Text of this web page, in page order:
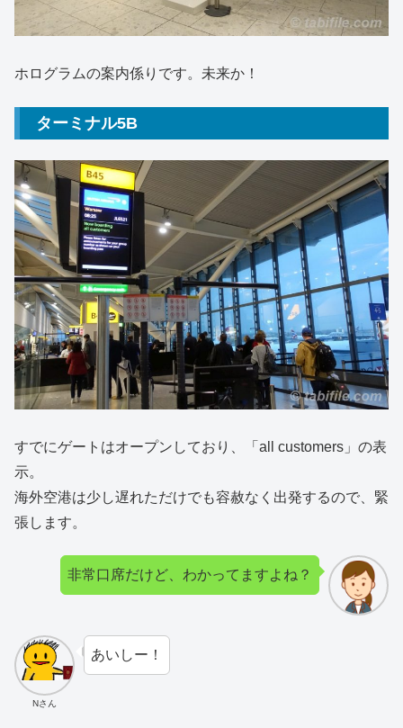
ホログラムの案内係りです。未来か！
ターミナル5B
すでにゲートはオープンしており、「all customers」の表
示。
海外空港は少し遅れただけでも容赦なく出発するので、緊
張します。
非常口席だけど、わかってますよね？
Nさん
あいしー！